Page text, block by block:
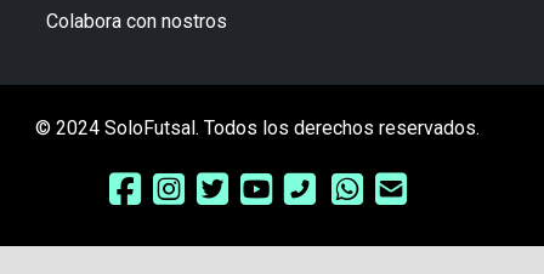
Colabora con nostros
© 2024 SoloFutsal. Todos los derechos reservados.